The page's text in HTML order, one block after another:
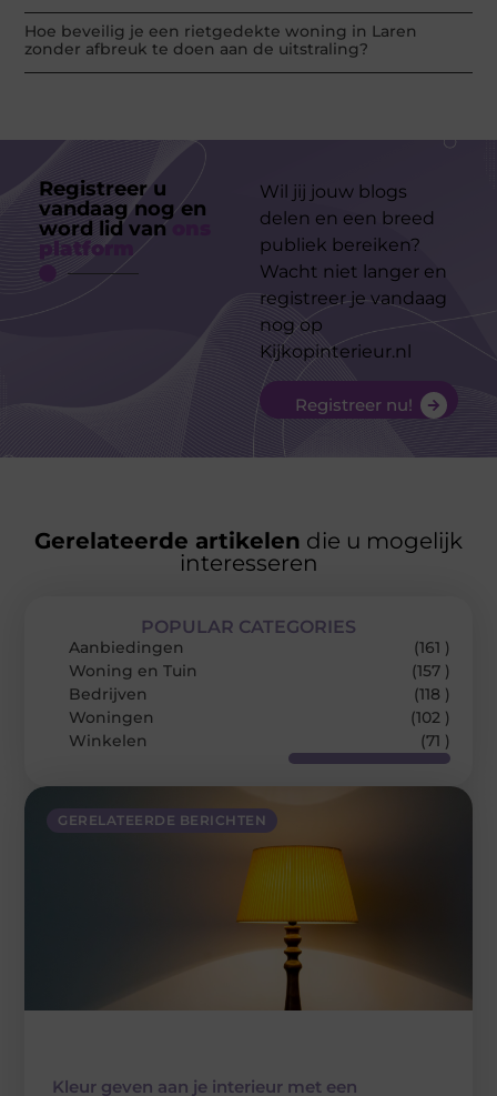
Hoe beveilig je een rietgedekte woning in Laren
zonder afbreuk te doen aan de uitstraling?
Registreer u
vandaag nog en
word lid van
platform
Wil jij jouw blogs
delen en een breed
publiek bereiken?
Wacht niet langer en
registreer je vandaag
nog op
Kijkopinterieur.nl
Registreer nu!
Gerelateerde artikelen die u mogelijk
interesseren
GERELATEERDE BERICHTEN
Kleur geven aan je interieur met een
POPULAR CATEGORIES
Aanbiedingen
(161 )
Woning en Tuin
(157 )
Bedrijven
(118 )
Woningen
(102 )
Winkelen
(71 )